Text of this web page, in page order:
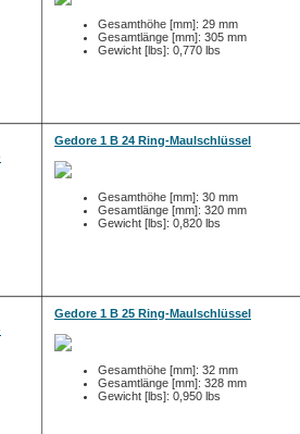
Gesamthöhe [mm]: 29 mm
Gesamtlänge [mm]: 305 mm
Gewicht [lbs]: 0,770 lbs
Gedore 1 B 24 Ring-Maulschlüssel
Gesamthöhe [mm]: 30 mm
Gesamtlänge [mm]: 320 mm
Gewicht [lbs]: 0,820 lbs
Gedore 1 B 25 Ring-Maulschlüssel
Gesamthöhe [mm]: 32 mm
Gesamtlänge [mm]: 328 mm
Gewicht [lbs]: 0,950 lbs